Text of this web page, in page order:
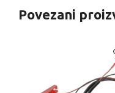
Povezani